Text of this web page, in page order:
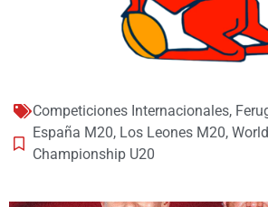
Competiciones Internacionales,
España M20, Los Leones M20,
Championship U20